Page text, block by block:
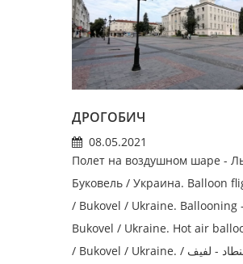
ДРОГОБИЧ
08.05.2021
Полет на воздушном шаре -
Буковель / Украина. Balloon
/ Bukovel / Ukraine. Ballooning
Bukovel / Ukraine. Hot air
/ Bukovel / Ukraine. رحلة المنطاد - لفيف /